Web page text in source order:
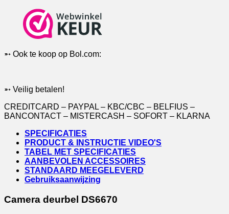
deurbel
met
camera
POE
Chipreader
|
Zwart/Donkergrijs
|
2.4/5Ghz
WiFi
Netwerkkabel
32Gb
NAS
➵ Ook te koop op Bol.com:
➵ Veilig betalen!
CREDITCARD – PAYPAL – KBC/CBC – BELFIUS –
BANCONTACT – MISTERCASH – SOFORT – KLARNA
SPECIFICATIES
PRODUCT & INSTRUCTIE VIDEO'S
TABEL MET SPECIFICATIES
AANBEVOLEN ACCESSOIRES
STANDAARD MEEGELEVERD
Gebruiksaanwijzing
Camera deurbel DS6670